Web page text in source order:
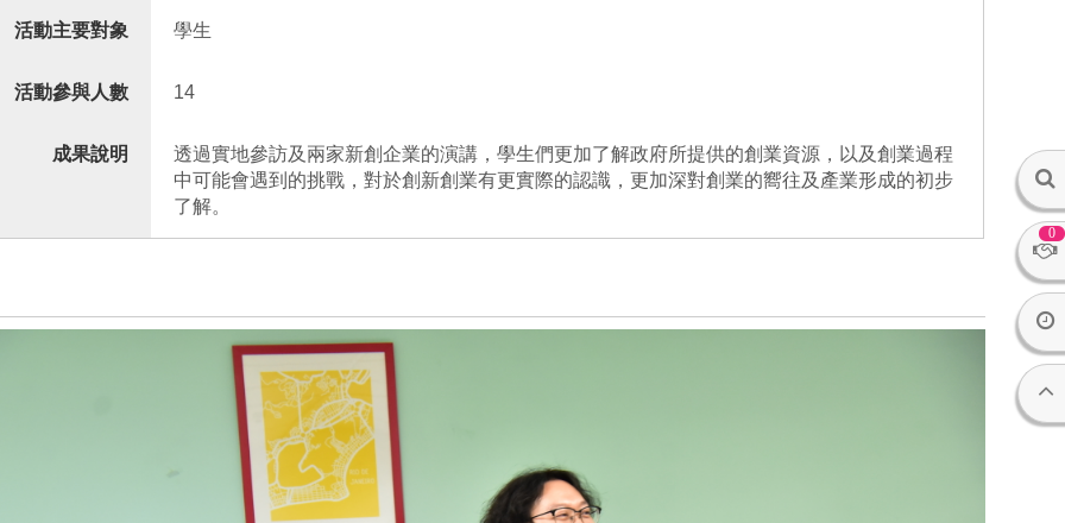
0
活動主要對象 學生
活動參與人數 14
成果說明
透過實地參訪及兩家新創企業的演講，學生們更加了解政府所提供的創業資源，以及創業過程
中可能會遇到的挑戰，對於創新創業有更實際的認識，更加深對創業的嚮往及產業形成的初步
了解。